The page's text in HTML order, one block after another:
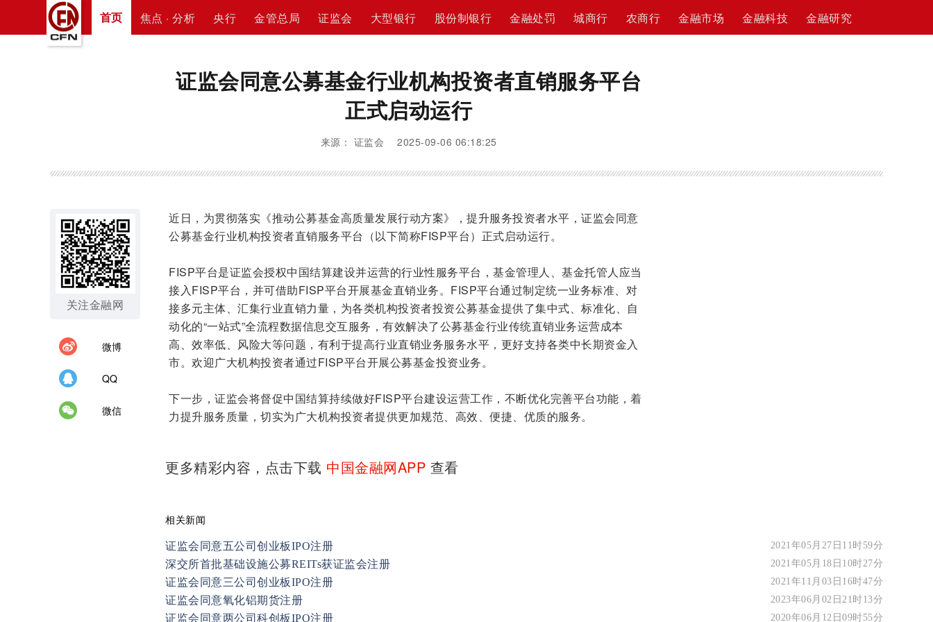
首页 焦点 · 分析 央行 金管总局 证监会 大型银行 股份制银行 金融处罚 城商行 农商行 金融市场 金融科技 金融研究
证监会同意公募基金行业机构投资者直销服务平台
正式启动运行
来源： 证监会 2025-09-06 06:18:25
关注金融网
微博
QQ
微信
近日，为贯彻落实《推动公募基金高质量发展行动方案》，提升服务投资者水平，证监会同意
公募基金行业机构投资者直销服务平台（以下简称FISP平台）正式启动运行。
FISP平台是证监会授权中国结算建设并运营的行业性服务平台，基金管理人、基金托管人应当
接入FISP平台，并可借助FISP平台开展基金直销业务。FISP平台通过制定统一业务标准、对
接多元主体、汇集行业直销力量，为各类机构投资者投资公募基金提供了集中式、标准化、自
动化的“一站式”全流程数据信息交互服务，有效解决了公募基金行业传统直销业务运营成本
高、效率低、风险大等问题，有利于提高行业直销业务服务水平，更好支持各类中长期资金入
市。欢迎广大机构投资者通过FISP平台开展公募基金投资业务。
下一步，证监会将督促中国结算持续做好FISP平台建设运营工作，不断优化完善平台功能，着
力提升服务质量，切实为广大机构投资者提供更加规范、高效、便捷、优质的服务。
更多精彩内容，点击下载 中国金融网APP 查看
相关新闻
证监会同意五公司创业板IPO注册 2021年05月27日11时59分
深交所首批基础设施公募REITs获证监会注册 2021年05月18日10时27分
证监会同意三公司创业板IPO注册 2021年11月03日16时47分
证监会同意氧化铝期货注册 2023年06月02日21时13分
证监会同意两公司科创板IPO注册 2020年06月12日09时55分